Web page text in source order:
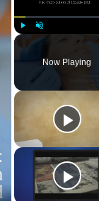
Play
Now Playing